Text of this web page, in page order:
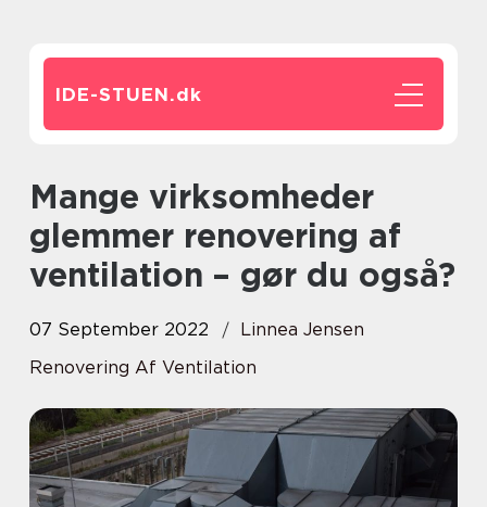
IDE-STUEN.dk
Mange virksomheder
glemmer renovering af
ventilation – gør du også?
07 September 2022
Linnea Jensen
Renovering Af Ventilation